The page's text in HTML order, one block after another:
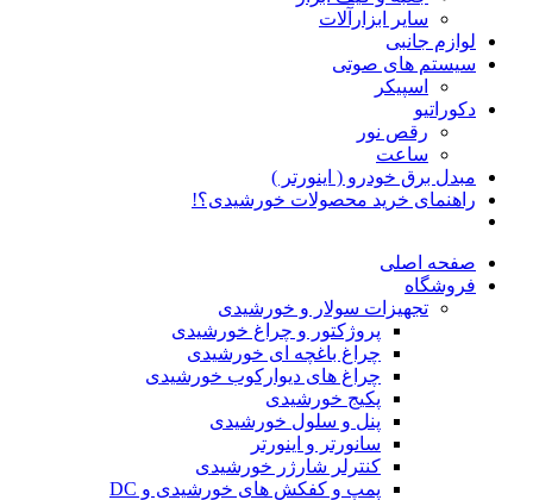
سایر ابزارآلات
لوازم جانبی
سیستم های صوتی
اسپیکر
دکوراتیو
رقص نور
ساعت
مبدل برق خودرو ( اینورتر )
راهنمای خرید محصولات خورشیدی؟!
صفحه اصلی
فروشگاه
تجهیزات سولار و خورشیدی
پروژکتور و چراغ خورشیدی
چراغ باغچه ای خورشیدی
چراغ های دیوارکوب خورشیدی
پکیج خورشیدی
پنل و سلول خورشیدی
سانورتر و اینورتر
کنترلر شارژر خورشیدی
پمپ و کفکش های خورشیدی و DC